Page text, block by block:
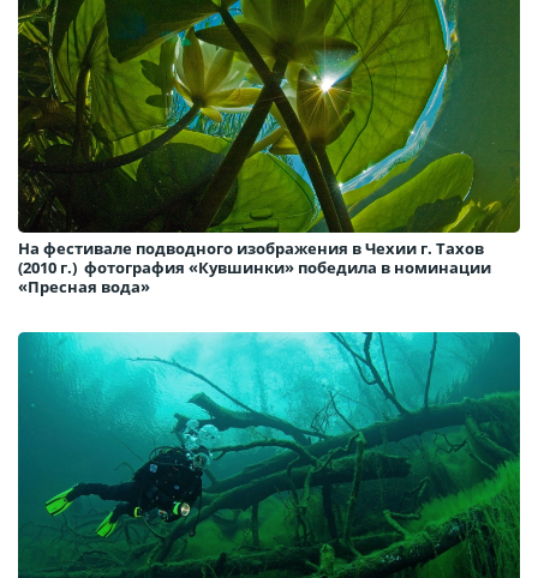
На фестивале подводного изображения в Чехии г. Тахов
(2010 г.) фотография «Кувшинки» победила в номинации
«Пресная вода»